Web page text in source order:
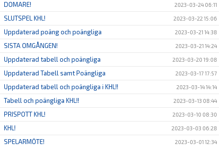
DOMARE! 2023-03-24 06:11
SLUTSPEL KHL! 2023-03-22 15:06
Uppdaterad poäng och poängliga 2023-03-21 14:38
SISTA OMGÅNGEN! 2023-03-21 14:24
Uppdaterad tabell och poängliga 2023-03-20 19:08
Uppdaterad Tabell samt Poängliga 2023-03-17 17:57
Uppdaterad tabell och poängliga i KHL!! 2023-03-14 14:14
Tabell och poängliga KHL!! 2023-03-13 08:44
PRISPOTT KHL! 2023-03-10 08:30
KHL! 2023-03-03 06:28
SPELARMÖTE! 2023-03-01 12:34